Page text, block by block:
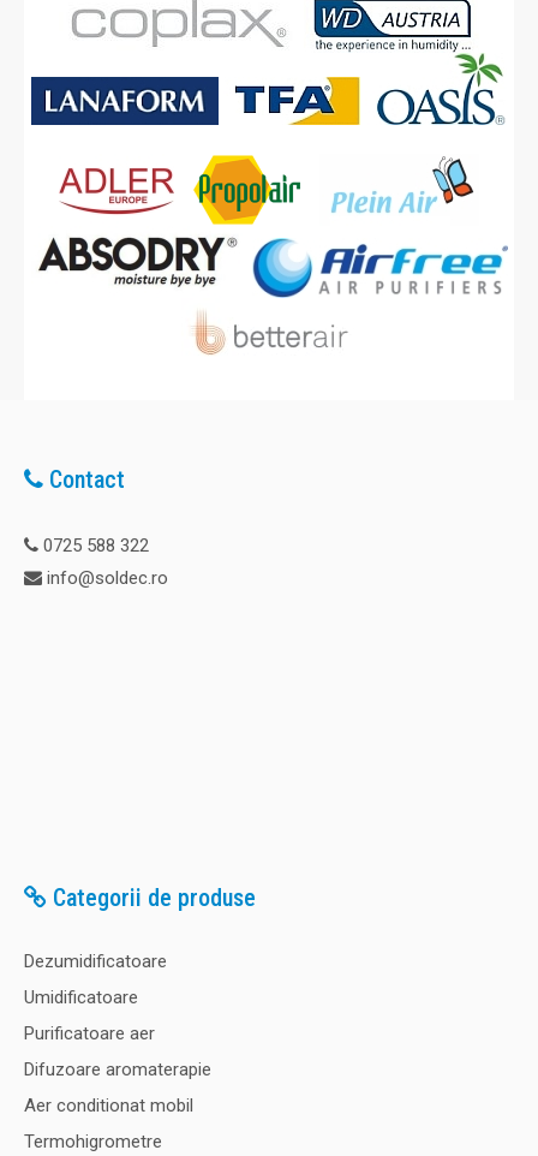
Contact
0725 588 322
info@soldec.ro
Categorii de produse
Dezumidificatoare
Umidificatoare
Purificatoare aer
Difuzoare aromaterapie
Aer conditionat mobil
Termohigrometre